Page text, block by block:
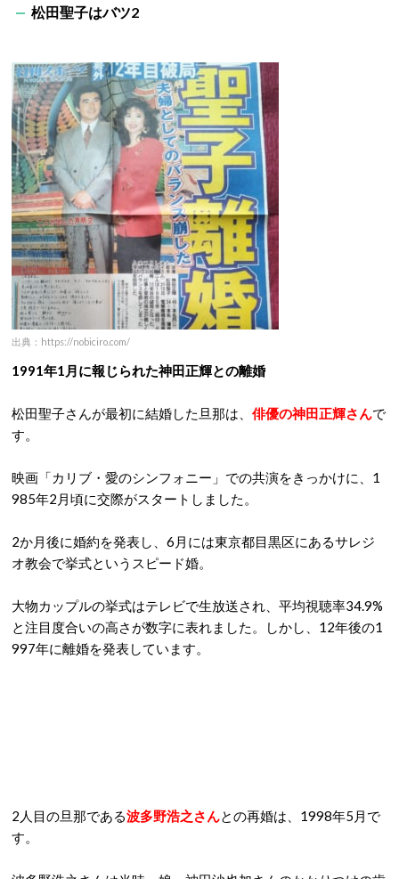
松田聖子はバツ2
出典：https://nobiciro.com/
1991年1月に報じられた神田正輝との離婚
松田聖子さんが最初に結婚した旦那は、 俳優の神田正輝さんで
す。
映画「カリブ・愛のシンフォニー」での共演をきっかけに、1
985年2月頃に交際がスタートしました。
2か月後に婚約を発表し、6月には東京都目黒区にあるサレジ
オ教会で挙式というスピード婚。
大物カップルの挙式はテレビで生放送され、平均視聴率34.9%
と注目度合いの高さが数字に表れました。しかし、12年後の1
997年に離婚を発表しています。
2人目の旦那である波多野浩之さんとの再婚は、1998年5月で
す。